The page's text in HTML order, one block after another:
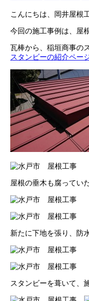
こんにちは、岡井屋根
今回の施工事例は、屋
瓦棒から、稲垣商事の
スタンビーの紹介ペー
屋根の垂木も腐ってい
新たに下地を張り、防
スタンビーを葺いて、